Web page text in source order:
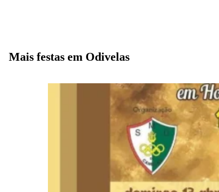
Mais festas em Odivelas